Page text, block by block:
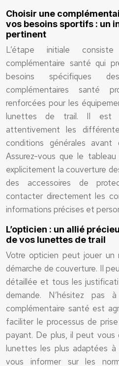
Choisir une
vos besoins sportifs : un
pertinent
L’étape initiale
complémentaire santé qui
besoins spécifiques
complémentaires santé
renforcées pour les
lunettes de trail. Il est
attentivement les
conditions générales
Assurez-vous que le
explicitement la couverture
des accessoires de
contacter directement les
informations précises et
L’opticien : un allié
de vos lunettes de trail
Votre opticien peut jouer un
démarche de couverture. Il
détaillée et tous les
demande. N’hésitez pas
complémentaire santé est
faciliter le processus de
payant. De plus, il peut vous
lunettes les plus adaptées
vous informer sur les